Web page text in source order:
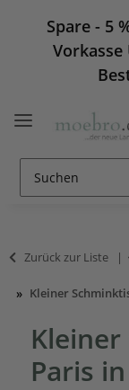
Spare - 5
Zurück zur Liste
Kleiner
Paris